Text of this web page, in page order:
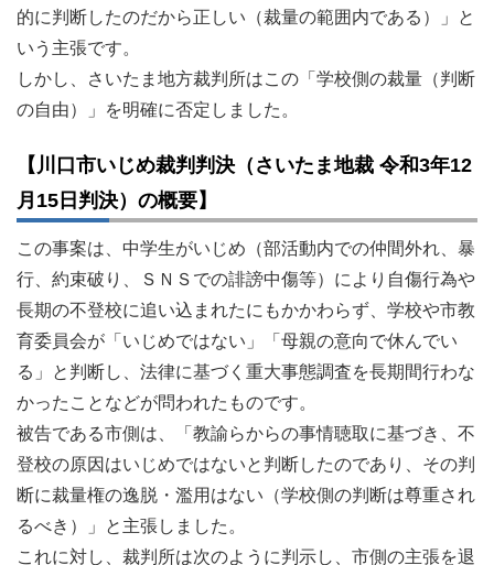
的に判断したのだから正しい（裁量の範囲内である）」と
いう主張です。
しかし、さいたま地方裁判所はこの「学校側の裁量（判断
の自由）」を明確に否定しました。
【川口市いじめ裁判判決（さいたま地裁 令和3年12
月15日判決）の概要】
この事案は、中学生がいじめ（部活動内での仲間外れ、暴
行、約束破り、ＳＮＳでの誹謗中傷等）により自傷行為や
長期の不登校に追い込まれたにもかかわらず、学校や市教
育委員会が「いじめではない」「母親の意向で休んでい
る」と判断し、法律に基づく重大事態調査を長期間行わな
かったことなどが問われたものです。
被告である市側は、「教諭らからの事情聴取に基づき、不
登校の原因はいじめではないと判断したのであり、その判
断に裁量権の逸脱・濫用はない（学校側の判断は尊重され
るべき）」と主張しました。
これに対し、裁判所は次のように判示し、市側の主張を退